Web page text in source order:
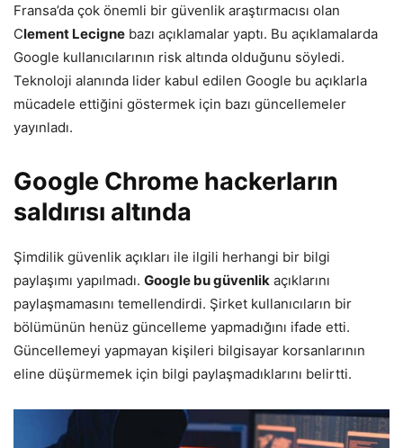
Fransa’da çok önemli bir güvenlik araştırmacısı olan
Clement Lecigne bazı açıklamalar yaptı. Bu açıklamalarda
Google kullanıcılarının risk altında olduğunu söyledi.
Teknoloji alanında lider kabul edilen Google bu açıklarla
mücadele ettiğini göstermek için bazı güncellemeler
yayınladı.
Google Chrome hackerların
saldırısı altında
Şimdilik güvenlik açıkları ile ilgili herhangi bir bilgi
paylaşımı yapılmadı. Google bu güvenlik açıklarını
paylaşmamasını temellendirdi. Şirket kullanıcıların bir
bölümünün henüz güncelleme yapmadığını ifade etti.
Güncellemeyi yapmayan kişileri bilgisayar korsanlarının
eline düşürmemek için bilgi paylaşmadıklarını belirtti.